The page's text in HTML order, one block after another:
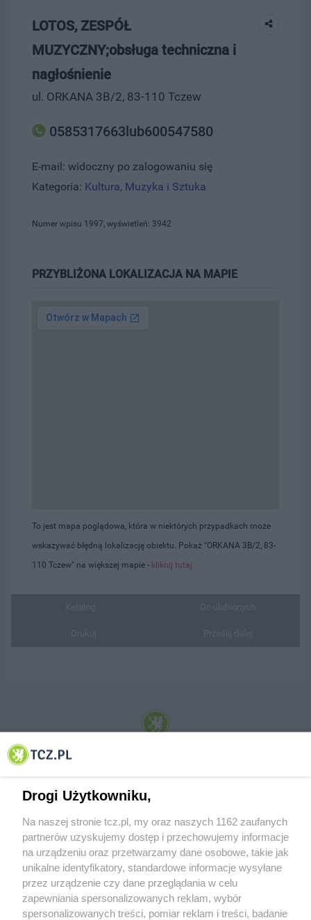
LOTOS, ZESPÓŁ
MUZYCZNY;obsługa techniczna i
nagłośnienie
ul. ORKANA 3B/2, 83-110 Tczew
0585317663lub600547580
E-mail: widoczny po zalogowaniu się
Kategoria: Kultura, Muzyka i Sztuka
Numer wpisu 1997, wyświetleń: 3942
PRZYBLIŻONA LOKALIZACJA NA MAPIE
To jest mapa poglądowa, która w niektórych przypadkach może
wskazywać błędną lokalizację obiektu. Pokaż "ORKANA 3B/2, 83-
110 Tczew" na większej mapie - kliknij tutaj
© 2001-2026 Tczew - TCZ.PL Sp. z o.o. Internetowy Serwis Informacyjny Miasta
O FIRMIE POLITYKA PRYWATNOŚCI HOSTING
Drogi Użytkowniku,
Na naszej stronie tcz.pl, my oraz naszych 1162 zaufanych
partnerów uzyskujemy dostęp i przechowujemy informacje
na urządzeniu oraz przetwarzamy dane osobowe, takie jak
unikalne identyfikatory, standardowe informacje wysyłane
przez urządzenie czy dane przeglądania w celu
zapewniania spersonalizowanych reklam, wybór
spersonalizowanych treści, pomiar reklam i treści, badanie